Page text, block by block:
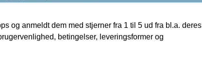
og anmeldt dem med stjerner fra 1 til 5 ud fra bl.a. deres
betingelser, leveringsformer og